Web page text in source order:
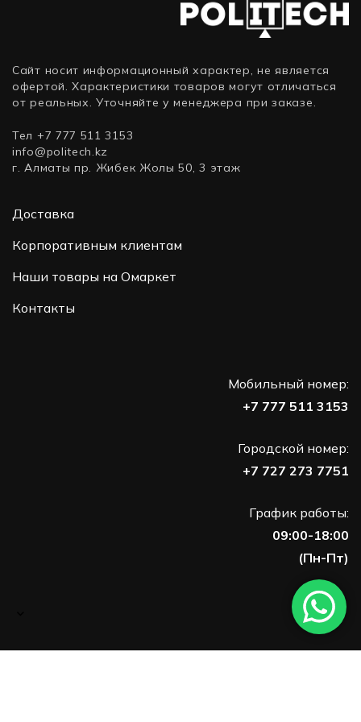
Сайт носит информационный характер, не является
офертой. Характеристики товаров могут отличаться
от реальных. Уточняйте у менеджера при заказе.
Тел +7 777 511 3153
info@politech.kz
г. Алматы пр. Жибек Жолы 50, 3 этаж
Доставка
Корпоративным клиентам
Наши товары на Омаркет
Контакты
Мобильный номер:
+7 777 511 3153
Городской номер:
+7 727 273 7751
График работы:
09:00-18:00
(Пн-Пт)